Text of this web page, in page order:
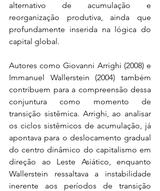
alternativo de acumulação e
reorganização produtiva, ainda que
profundamente inserida na lógica do
capital global.
Autores como Giovanni Arrighi (2008) e
Immanuel Wallerstein (2004) também
contribuem para a compreensão dessa
conjuntura como momento de
transição sistêmica. Arrighi, ao analisar
os ciclos sistêmicos de acumulação, já
apontava para o deslocamento gradual
do centro dinâmico do capitalismo em
direção ao Leste Asiático, enquanto
Wallerstein ressaltava a instabilidade
inerente aos períodos de transição